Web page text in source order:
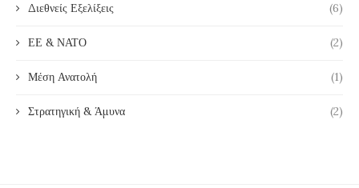
Διεθνείς Εξελίξεις (6)
ΕΕ & ΝΑΤΟ (2)
Μέση Ανατολή (1)
Στρατηγική & Άμυνα (2)